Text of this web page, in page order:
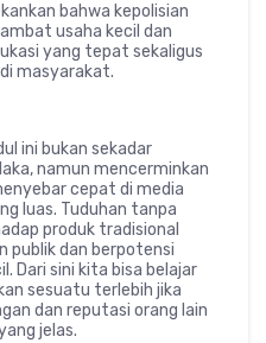
bahwa kepolisian
usaha kecil dan
yang tepat sekaligus
masyarakat.
ini bukan sekadar
namun mencerminkan
cepat di media
luas. Tuduhan tanpa
produk tradisional
publik dan berpotensi
Dari sini kita bisa belajar
sesuatu terlebih jika
dan reputasi orang lain
jelas.